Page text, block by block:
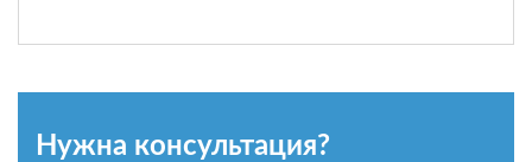
Нужна консультация?